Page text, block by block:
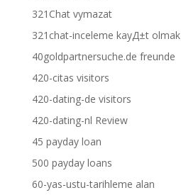
321Chat vymazat
321chat-inceleme kayД±t olmak
40goldpartnersuche.de freunde
420-citas visitors
420-dating-de visitors
420-dating-nl Review
45 payday loan
500 payday loans
60-yas-ustu-tarihleme alan